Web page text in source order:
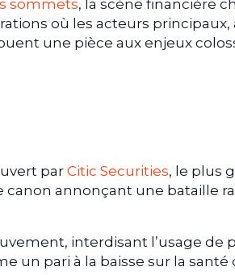
sommets, la scène financière
où les acteurs principaux,
une pièce aux enjeux
par Citic Securities, le plus
annonçant une bataille
interdisant l’usage de
un pari à la baisse sur la santé